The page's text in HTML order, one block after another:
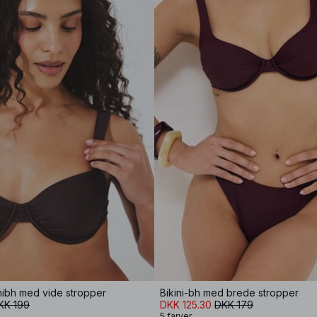
med vide stropper
199
Bikini-bh med brede stropper
DKK 125.30 DKK 179